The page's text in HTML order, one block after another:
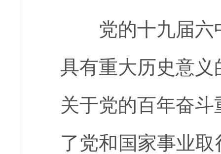
党的十九届六
具有重大历史意
关于党的百年奋
了党和国家事业